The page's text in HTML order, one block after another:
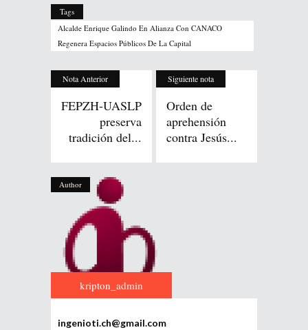
Tags
Alcalde Enrique Galindo En Alianza Con CANACO
Regenera Espacios Públicos De La Capital
Nota Anterior
FEPZH-UASLP
preserva
tradición del...
Siguiente nota
Orden de
aprehensión
contra Jesús...
Author
kripton_admin
ingenioti.ch@gmail.com